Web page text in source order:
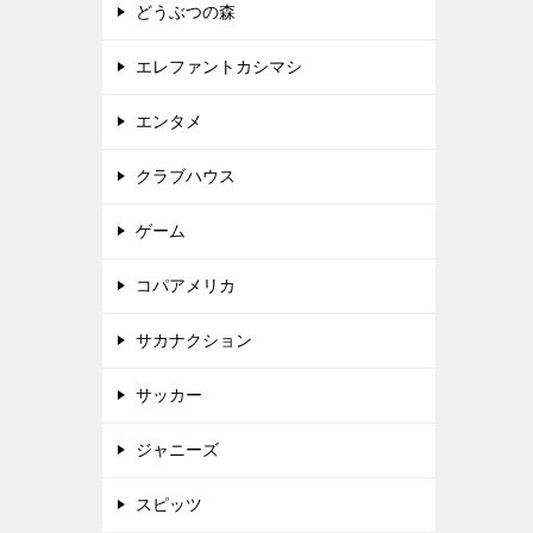
どうぶつの森
エレファントカシマシ
エンタメ
クラブハウス
ゲーム
コパアメリカ
サカナクション
サッカー
ジャニーズ
スピッツ